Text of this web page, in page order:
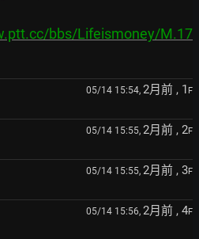
bbs/Lifeismoney/M.17
05/14 15:54, 2月前 , 1 F
05/14 15:55, 2月前 , 2F
05/14 15:55, 2月前 , 3F
05/14 15:56, 2月前 , 4F